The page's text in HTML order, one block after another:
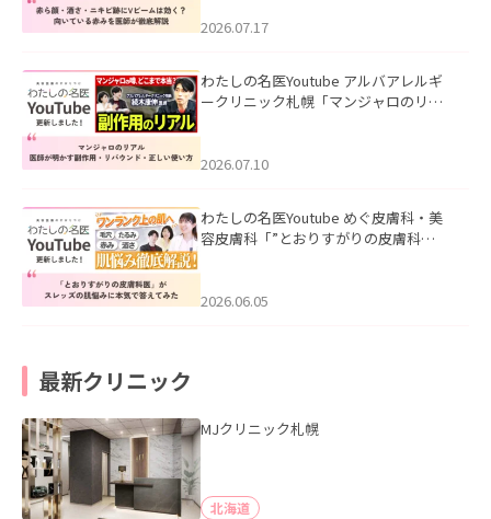
した。
2026.07.17
わたしの名医Youtube アルバアレルギ
ークリニック札幌「マンジャロのリア
た。
2026.07.10
わたしの名医Youtube めぐ皮膚科・美
容皮膚科「”とおりすがりの皮膚科
2026.06.05
最新クリニック
MJクリニック札幌
北海道